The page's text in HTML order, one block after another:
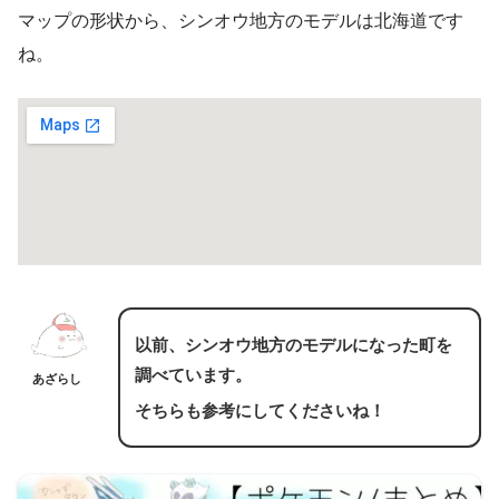
マップの形状から、シンオウ地方のモデルは北海道です
ね。
あざらし
以前、シンオウ地方のモデルになった町を
調べています。
そちらも参考にしてくださいね！